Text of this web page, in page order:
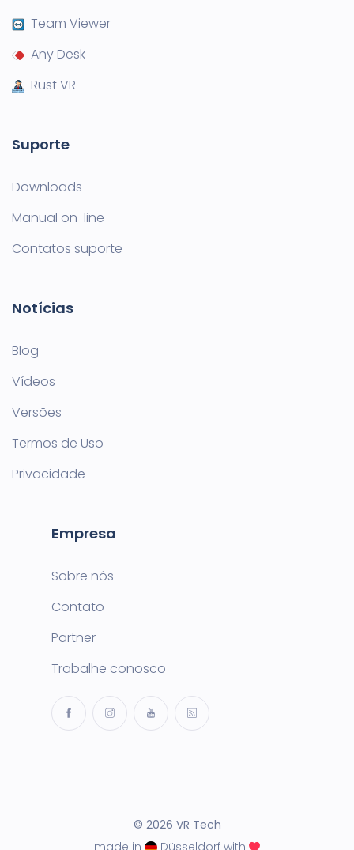
Team Viewer
Any Desk
Rust VR
Suporte
Downloads
Manual on-line
Contatos suporte
Notícias
Blog
Vídeos
Versões
Termos de Uso
Privacidade
Empresa
Sobre nós
Contato
Partner
Trabalhe conosco
© 2026 VR Tech
made in
Düsseldorf with